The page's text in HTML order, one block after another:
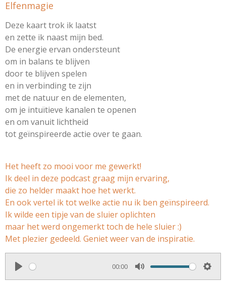
Elfenmagie
Deze kaart trok ik laatst
en zette ik naast mijn bed.
De energie ervan ondersteunt
om in balans te blijven
door te blijven spelen
en in verbinding te zijn
met de natuur en de elementen,
om je intuïtieve kanalen te openen
en om vanuit lichtheid
tot geïnspireerde actie over te gaan.
Het heeft zo mooi voor me gewerkt!
Ik deel in deze podcast graag mijn ervaring,
die zo helder maakt hoe het werkt.
En ook vertel ik tot welke actie nu ik ben geïnspireerd.
Ik wilde een tipje van de sluier oplichten
maar het werd ongemerkt toch de hele sluier :)
Met plezier gedeeld. Geniet weer van de inspiratie.
P
00:00
M
S